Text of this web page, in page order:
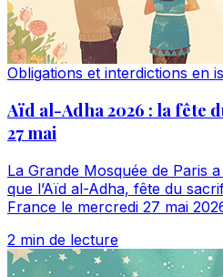
Obligations et interdictions en
Aïd al-Adha 2026 : la fête
27 mai
La Grande Mosquée de Paris
que l’Aïd al-Adha, fête du
France le mercredi 27 mai
2 min de lecture